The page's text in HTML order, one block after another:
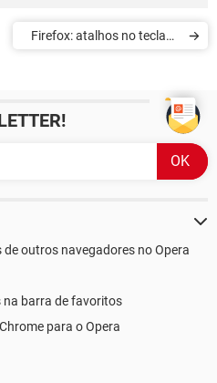
Firefox: atalhos no teclado
outros navegadores no Opera
na barra de favoritos
para o Opera